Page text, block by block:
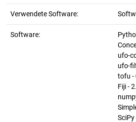
Verwendete Software:
Software:
ufo-
ufo-
tofu -
Fiji -